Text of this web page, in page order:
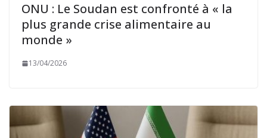
ONU : Le Soudan est confronté à « la
plus grande crise alimentaire au
monde »
13/04/2026